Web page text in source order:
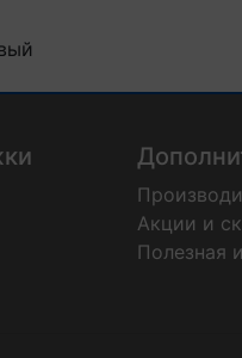
Акции и
Полезная